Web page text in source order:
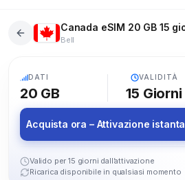
Canada eSIM 20 GB 15
Bell
DATI
20 GB
VALIDITÀ
15 Giorni
Acquista ora – Attivazione
Valido per 15 giorni dall’attivazione
Ricarica disponibile in qualsiasi momento